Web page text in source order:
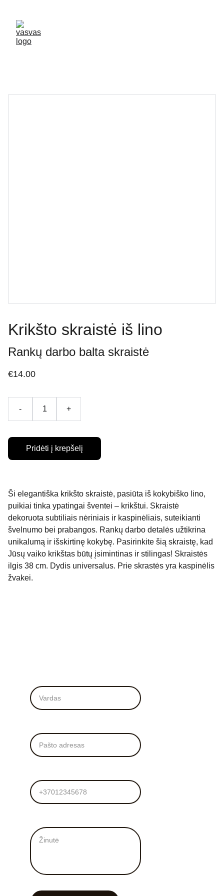
Krikšto skraistė iš lino
Rankų darbo balta skraistė
€14.00
- +
Pridėti į krepšelį
Ši elegantiška krikšto skraistė, pasiūta iš kokybiško lino,
puikiai tinka ypatingai šventei – krikštui. Skraistė
dekoruota subtiliais nėriniais ir kaspinėliais, suteikianti
švelnumo bei prabangos. Rankų darbo detalės užtikrina
unikalumą ir išskirtinę kokybę. Pasirinkite šią skraistę, kad
Jūsų vaiko krikštas būtų įsimintinas ir stilingas! Skraistės
ilgis 38 cm. Dydis universalus. Prie skrastės yra kaspinėlis
žvakei.